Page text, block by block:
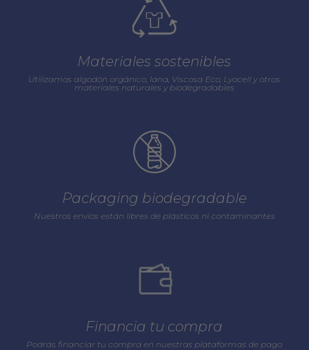
Materiales sostenibles
Utilizamos algodón orgánico, lana, Viscosa Eco, Lyocell y otros
materiales naturales y biodegradables
Packaging biodegradable
Nuestros envios están libres de plásticos ni contaminantes
Financia tu compra
Podrás financiar tu compra en nuestras plataformas de pago